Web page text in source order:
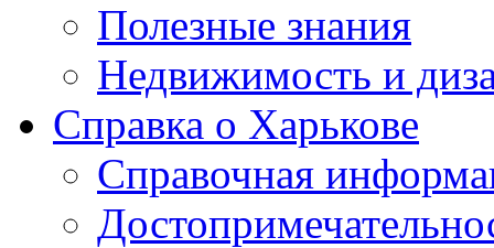
Полезные знания
Недвижимость и
Справка о Харькове
Справочная